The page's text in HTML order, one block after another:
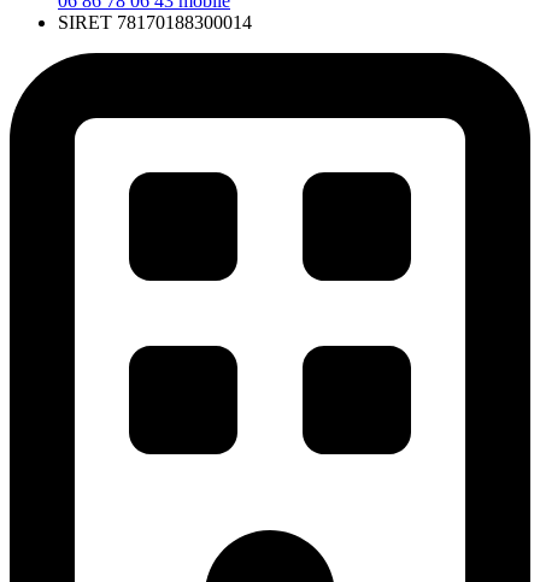
SIRET 78170188300014